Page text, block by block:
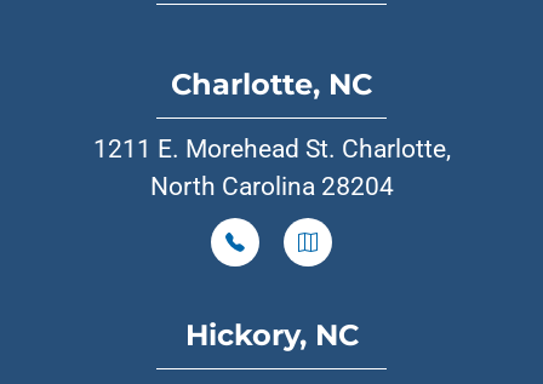
Charlotte, NC
1211 E. Morehead St. Charlotte,
North Carolina 28204
Hickory, NC